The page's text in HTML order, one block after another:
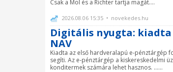
Csak a Mol és a Richter tartja magát....
2026.08.06 15:35 • novekedes.hu
Digitális nyugta: kiadta
NAV
Kiadta az első hardveralapú e-pénztárgép
segíti. Az e-pénztárgép a kiskereskedelmi
konditermek számára lehet hasznos. ......